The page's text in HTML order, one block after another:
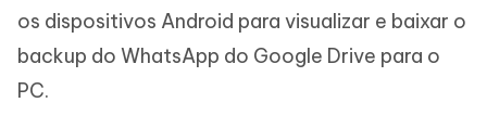
os dispositivos Android para visualizar e baixar o
backup do WhatsApp do Google Drive para o
PC.